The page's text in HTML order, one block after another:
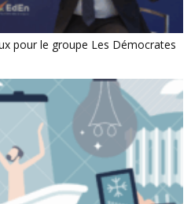
pour le groupe Les Démocrates